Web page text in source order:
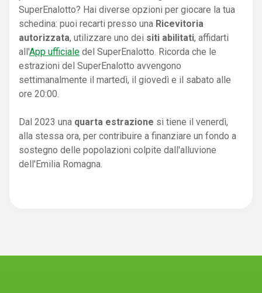
SuperEnalotto? Hai diverse opzioni per giocare la tua
schedina: puoi recarti presso una Ricevitoria
autorizzata, utilizzare uno dei siti abilitati, affidarti
all'App ufficiale del SuperEnalotto. Ricorda che le
estrazioni del SuperEnalotto avvengono
settimanalmente il martedì, il giovedì e il sabato alle
ore 20:00.
Dal 2023 una quarta estrazione si tiene il venerdì,
alla stessa ora, per contribuire a finanziare un fondo a
sostegno delle popolazioni colpite dall'alluvione
dell'Emilia Romagna.